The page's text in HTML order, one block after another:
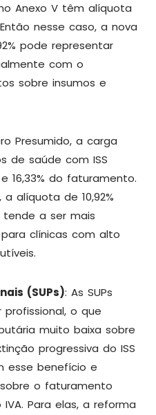
Anexo V têm alíquota
nesse caso, a nova
pode representar
com o
sobre insumos e
Presumido, a carga
de saúde com ISS
16,33% do faturamento.
alíquota de 10,92%
a ser mais
clínicas com alto
(SUPs): As SUPs
o que
muito baixa sobre
progressiva do ISS
esse benefício e
o faturamento
Para elas, a reforma